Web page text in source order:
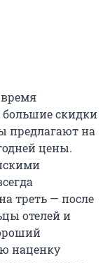
время
большие скидки
предлагают на
цены.
треть — после
отелей и
наценку